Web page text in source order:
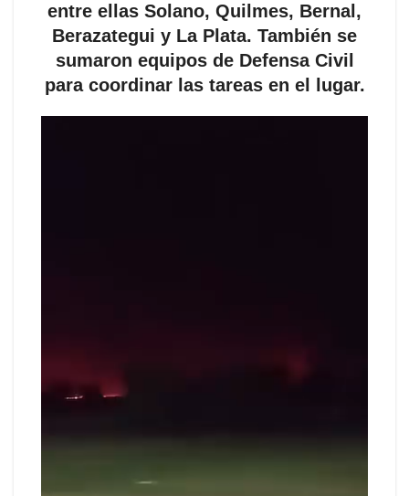
entre ellas Solano, Quilmes, Bernal,
Berazategui y La Plata. También se
sumaron equipos de Defensa Civil
para coordinar las tareas en el lugar.